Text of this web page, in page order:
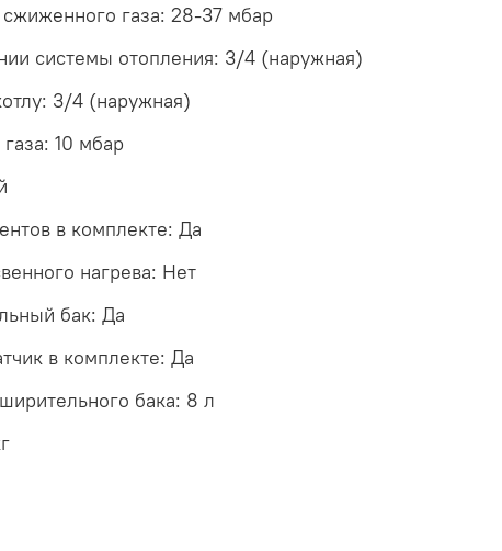
газа: 28-37 мбар
системы отопления: 3/4 (наружная)
3/4 (наружная)
10 мбар
в комплекте: Да
нагрева: Нет
бак: Да
в комплекте: Да
бака: 8 л